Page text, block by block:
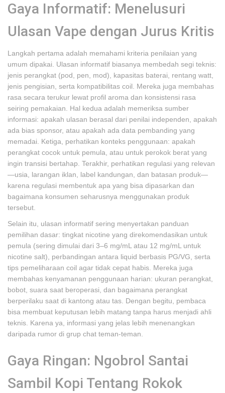
Gaya Informatif: Menelusuri
Ulasan Vape dengan Jurus Kritis
Langkah pertama adalah memahami kriteria penilaian yang
umum dipakai. Ulasan informatif biasanya membedah segi teknis:
jenis perangkat (pod, pen, mod), kapasitas baterai, rentang watt,
jenis pengisian, serta kompatibilitas coil. Mereka juga membahas
rasa secara terukur lewat profil aroma dan konsistensi rasa
seiring pemakaian. Hal kedua adalah memeriksa sumber
informasi: apakah ulasan berasal dari penilai independen, apakah
ada bias sponsor, atau apakah ada data pembanding yang
memadai. Ketiga, perhatikan konteks penggunaan: apakah
perangkat cocok untuk pemula, atau untuk perokok berat yang
ingin transisi bertahap. Terakhir, perhatikan regulasi yang relevan
—usia, larangan iklan, label kandungan, dan batasan produk—
karena regulasi membentuk apa yang bisa dipasarkan dan
bagaimana konsumen seharusnya menggunakan produk
tersebut.
Selain itu, ulasan informatif sering menyertakan panduan
pemilihan dasar: tingkat nicotine yang direkomendasikan untuk
pemula (sering dimulai dari 3–6 mg/mL atau 12 mg/mL untuk
nicotine salt), perbandingan antara liquid berbasis PG/VG, serta
tips pemeliharaan coil agar tidak cepat habis. Mereka juga
membahas kenyamanan penggunaan harian: ukuran perangkat,
bobot, suara saat beroperasi, dan bagaimana perangkat
berperilaku saat di kantong atau tas. Dengan begitu, pembaca
bisa membuat keputusan lebih matang tanpa harus menjadi ahli
teknis. Karena ya, informasi yang jelas lebih menenangkan
daripada rumor di grup chat teman-teman.
Gaya Ringan: Ngobrol Santai
Sambil Kopi Tentang Rokok